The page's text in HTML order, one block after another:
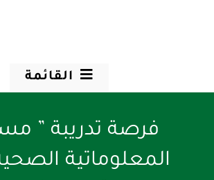
القائمة
فرصة تدريبة ”
المعلوماتية